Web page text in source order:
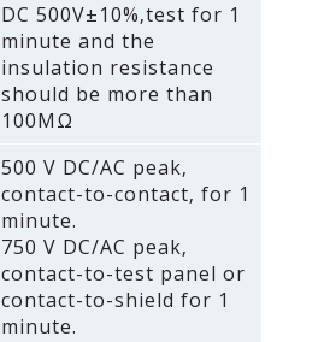
DC 500V±10%‚test for 1
minute and the
insulation resistance
should be more than
100MΩ
500 V DC/AC peak‚
contact-to-contact‚ for 1
minute.
750 V DC/AC peak‚
contact-to-test panel or
contact-to-shield for 1
minute.